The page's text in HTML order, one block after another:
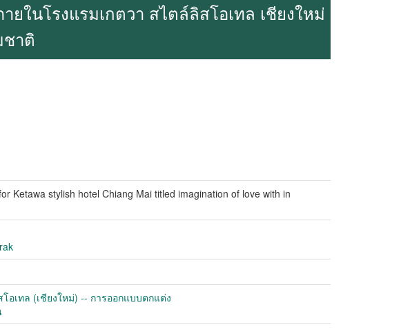
ในโรงแรมเกตวา สไตล์ลิสโอเทล เชียงใหม่
ชาติ
Ketawa stylish hotel Chiang Mai titled imagination of love with in
อเทล (เชียงใหม่) -- การออกแบบตกแต่ง